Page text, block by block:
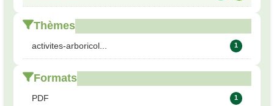
Thèmes
activites-arboricol... 1
Formats
PDF 1